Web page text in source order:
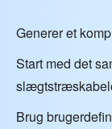
Generer et
Start med det
Brug